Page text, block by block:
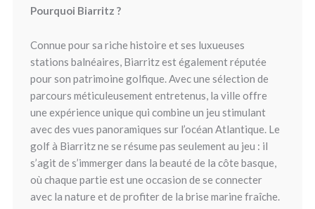
Pourquoi Biarritz ?
Connue pour sa riche histoire et ses luxueuses
stations balnéaires, Biarritz est également réputée
pour son patrimoine golfique. Avec une sélection de
parcours méticuleusement entretenus, la ville offre
une expérience unique qui combine un jeu stimulant
avec des vues panoramiques sur l’océan Atlantique. Le
golf à Biarritz ne se résume pas seulement au jeu : il
s’agit de s’immerger dans la beauté de la côte basque,
où chaque partie est une occasion de se connecter
avec la nature et de profiter de la brise marine fraîche.